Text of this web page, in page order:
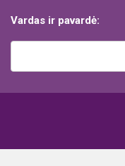
Vardas ir pavardė: